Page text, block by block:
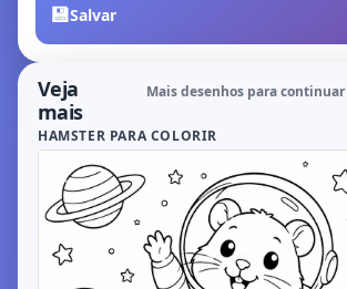
💾Salvar
Veja
mais
Mais desenhos para
HAMSTER PARA COLORIR